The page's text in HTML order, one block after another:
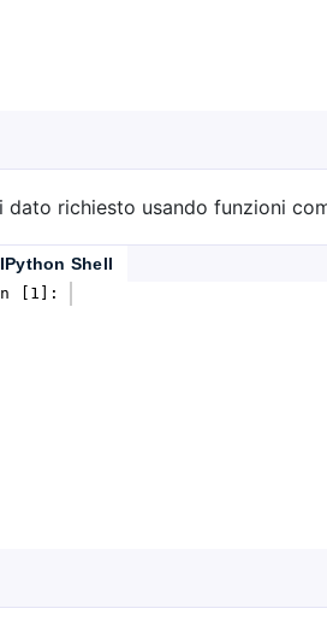
richiesto usando funzioni
IPython Shell
[1]: